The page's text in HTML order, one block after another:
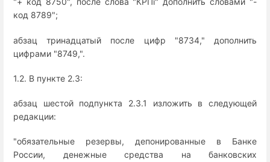
код 8789";
абзац тринадцатый после цифр "8734," дополнить
цифрами "8749,".
1.2. В пункте 2.3:
абзац шестой подпункта 2.3.1 изложить в следующей
редакции:
"обязательные резервы, депонированные в Банке
России, денежные средства на банковских